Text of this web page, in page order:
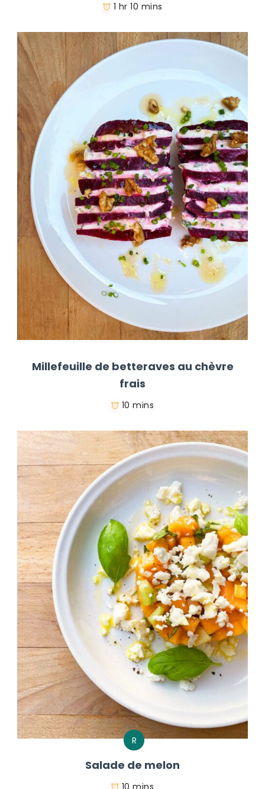
1 hr 10 mins
Millefeuille de betteraves au chèvre
frais
10 mins
R
Salade de melon